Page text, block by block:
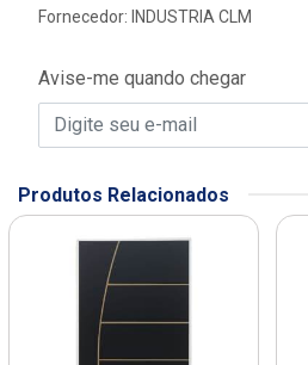
Fornecedor: INDUSTRIA CLM
Avise-me quando chegar
Produtos Relacionados